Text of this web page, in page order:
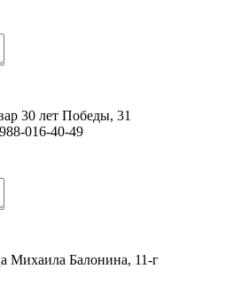
30 лет Победы, 31
016-40-49
Михаила Балонина, 11-г